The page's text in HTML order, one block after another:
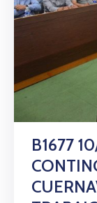
Servicios
Transparencia
B1677